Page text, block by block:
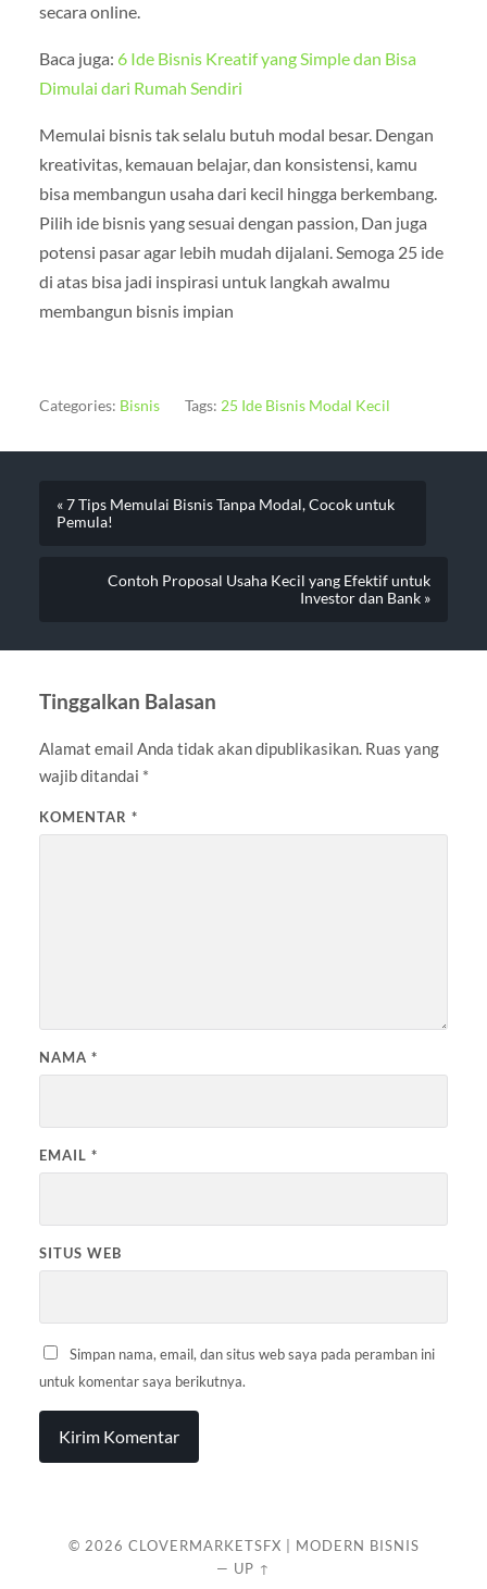
secara online.
Baca juga: 6 Ide Bisnis Kreatif yang Simple dan Bisa
Dimulai dari Rumah Sendiri
Memulai bisnis tak selalu butuh modal besar. Dengan
kreativitas, kemauan belajar, dan konsistensi, kamu
bisa membangun usaha dari kecil hingga berkembang.
Pilih ide bisnis yang sesuai dengan passion, Dan juga
potensi pasar agar lebih mudah dijalani. Semoga 25 ide
di atas bisa jadi inspirasi untuk langkah awalmu
membangun bisnis impian
Categories: Bisnis Tags: 25 Ide Bisnis Modal Kecil
« 7 Tips Memulai Bisnis Tanpa Modal, Cocok untuk
Pemula!
Contoh Proposal Usaha Kecil yang Efektif untuk
Investor dan Bank »
Tinggalkan Balasan
Alamat email Anda tidak akan dipublikasikan. Ruas yang
wajib ditandai *
KOMENTAR *
NAMA *
EMAIL *
SITUS WEB
Simpan nama, email, dan situs web saya pada peramban ini
untuk komentar saya berikutnya.
© 2026 CLOVERMARKETSFX | MODERN BISNIS
— UP ↑